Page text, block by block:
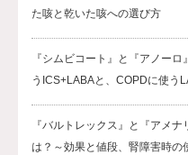
た咳と乾いた咳への選び方
『シムビコート』と『アノー
うICS+LABAと、COPDに使う
『バルトレックス』と『アメ
は？～効果と値段、腎障害時の